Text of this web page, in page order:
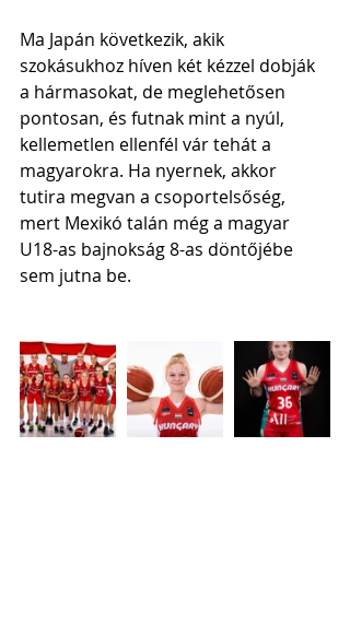
Ma Japán következik, akik
szokásukhoz híven két kézzel dobják
a hármasokat, de meglehetősen
pontosan, és futnak mint a nyúl,
kellemetlen ellenfél vár tehát a
magyarokra. Ha nyernek, akkor
tutira megvan a csoportelsőség,
mert Mexikó talán még a magyar
U18-as bajnokság 8-as döntőjébe
sem jutna be.